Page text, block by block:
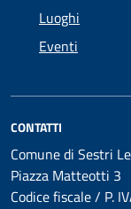
Luoghi
Eventi
CONTATTI
Comune di Sestri
Piazza Matteotti 3
Codice fiscale / P.